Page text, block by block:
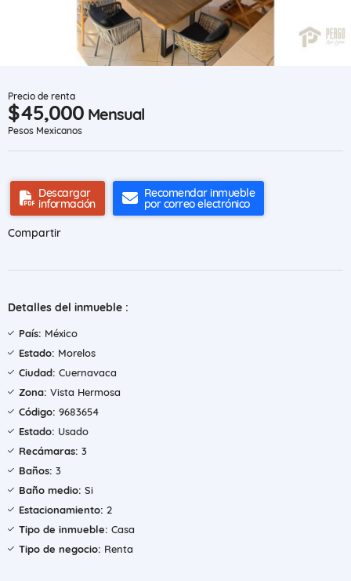
Precio de renta
$45,000 Mensual
Pesos Mexicanos
Descargar
información
Recomendar inmueble
por correo electrónico
Compartir
Detalles del inmueble :
País: México
Estado: Morelos
Ciudad: Cuernavaca
Zona: Vista Hermosa
Código: 9683654
Estado: Usado
Recámaras: 3
Baños: 3
Baño medio: Si
Estacionamiento: 2
Tipo de inmueble: Casa
Tipo de negocio: Renta